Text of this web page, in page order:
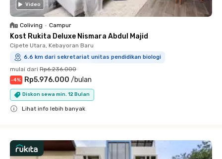
Video
Coliving • Campur
Kost Rukita Deluxe Nismara Abdul Majid
Cipete Utara, Kebayoran Baru
6.6 km dari sekretariat unitas pendidikan biologi
mulai dari Rp6.236.000
-4% Rp5.976.000 /bulan
Diskon sewa min. 12 Bulan
Lihat info lebih banyak